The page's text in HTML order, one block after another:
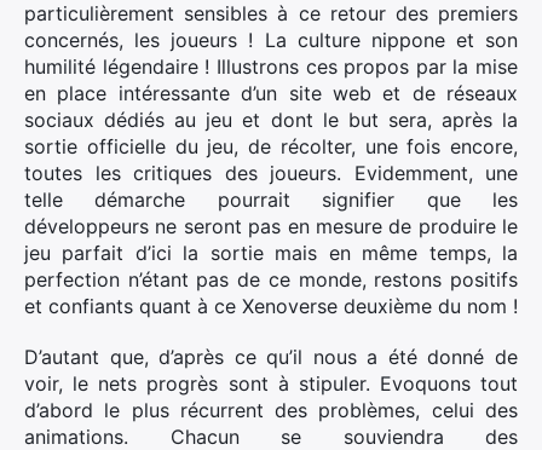
particulièrement sensibles à ce retour des premiers
concernés, les joueurs ! La culture nippone et son
humilité légendaire ! Illustrons ces propos par la mise
en place intéressante d’un site web et de réseaux
sociaux dédiés au jeu et dont le but sera, après la
sortie officielle du jeu, de récolter, une fois encore,
toutes les critiques des joueurs. Evidemment, une
telle démarche pourrait signifier que les
développeurs ne seront pas en mesure de produire le
jeu parfait d’ici la sortie mais en même temps, la
perfection n’étant pas de ce monde, restons positifs
et confiants quant à ce Xenoverse deuxième du nom !
D’autant que, d’après ce qu’il nous a été donné de
voir, le nets progrès sont à stipuler. Evoquons tout
d’abord le plus récurrent des problèmes, celui des
animations. Chacun se souviendra des